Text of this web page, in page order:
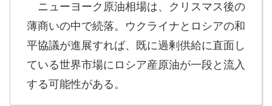
ニューヨーク原油相場は、クリスマス後の
薄商いの中で続落。ウクライナとロシアの和
平協議が進展すれば、既に過剰供給に直面し
ている世界市場にロシア産原油が一段と流入
する可能性がある。